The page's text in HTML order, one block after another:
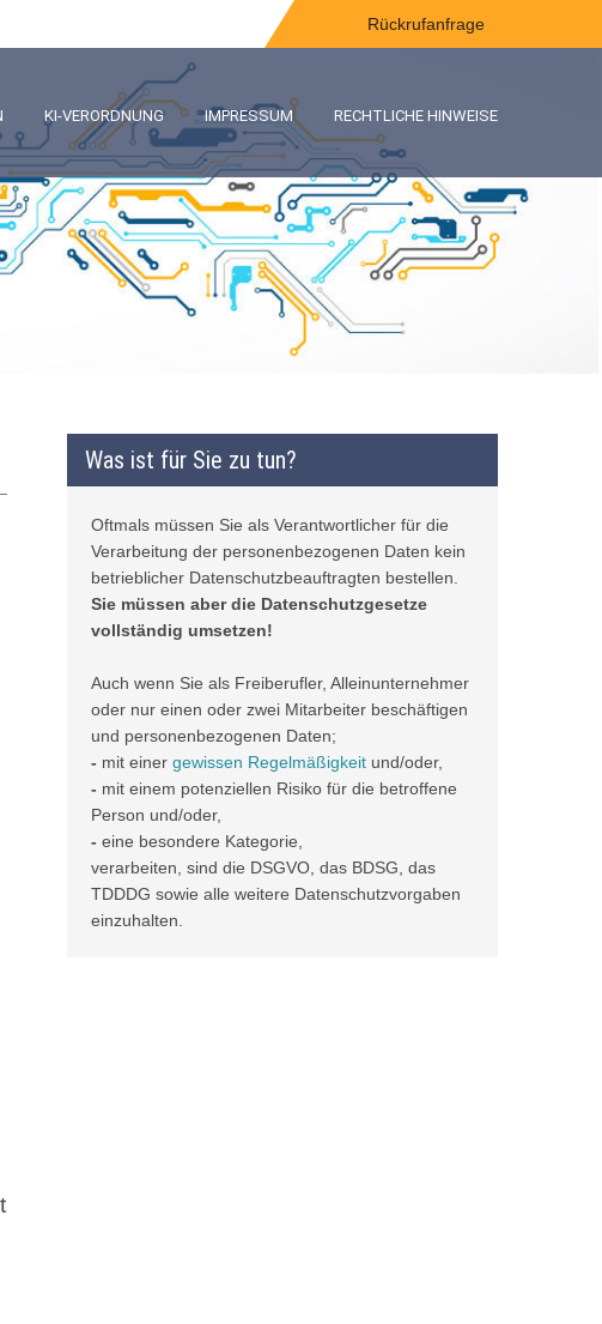
Rückrufanfrage
KI-VERORDNUNG IMPRESSUM RECHTLICHE HINWEISE
Was ist für Sie zu tun?
Oftmals müssen Sie als Verantwortlicher für die
Verarbeitung der personenbezogenen Daten kein
betrieblicher Datenschutzbeauftragten bestellen.
Sie müssen aber die Datenschutzgesetze
vollständig umsetzen!
Auch wenn Sie als Freiberufler, Alleinunternehmer
oder nur einen oder zwei Mitarbeiter beschäftigen
und personenbezogenen Daten;
- mit einer gewissen Regelmäßigkeit und/oder,
- mit einem potenziellen Risiko für die betroffene
Person und/oder,
- eine besondere Kategorie,
verarbeiten, sind die DSGVO, das BDSG, das
TDDDG sowie alle weitere Datenschutzvorgaben
einzuhalten.